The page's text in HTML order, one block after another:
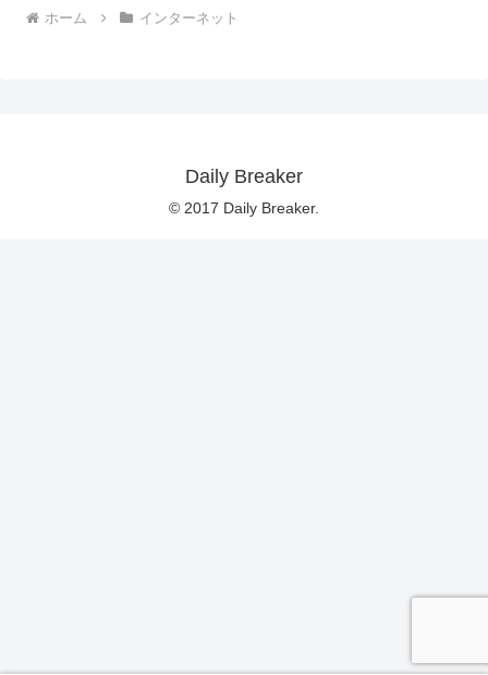
ホーム インターネット
Daily Breaker
© 2017 Daily Breaker.